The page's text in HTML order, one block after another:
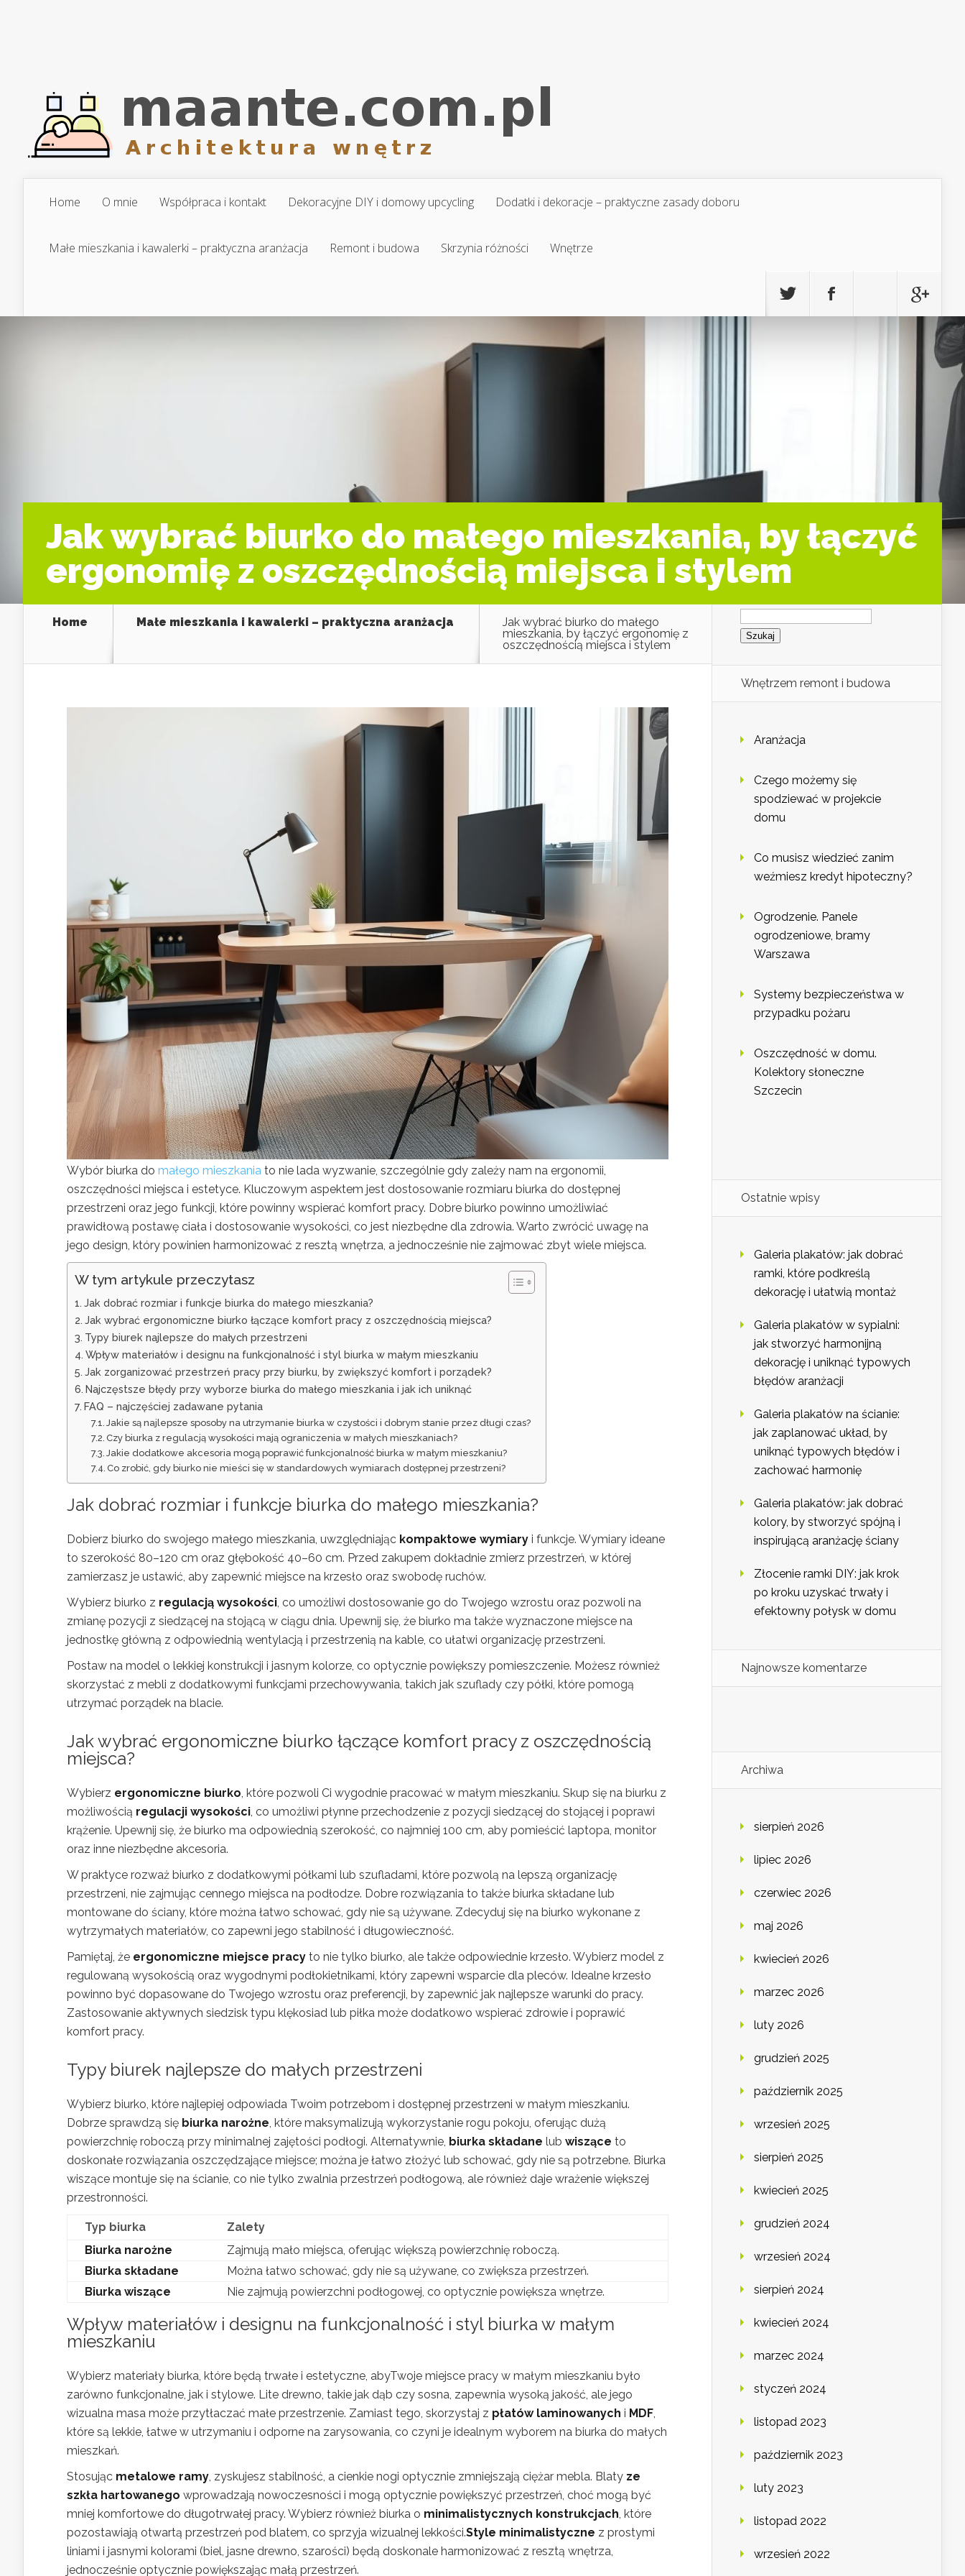
Home O mnie Współpraca i kontakt Dekoracyjne DIY i domowy upcycling Dodatki i dekoracje – praktyczne zasady doboru
Małe mieszkania i kawalerki – praktyczna aranżacja Remont i budowa Skrzynia różności Wnętrze
Jak wybrać biurko do małego mieszkania, by łączyć
ergonomię z oszczędnością miejsca i stylem
Home Małe mieszkania i kawalerki – praktyczna aranżacja
Jak wybrać biurko do małego
mieszkania, by łączyć ergonomię z
oszczędnością miejsca i stylem
Wybór biurka do małego mieszkania to nie lada wyzwanie, szczególnie gdy zależy nam na ergonomii,
oszczędności miejsca i estetyce. Kluczowym aspektem jest dostosowanie rozmiaru biurka do dostępnej
przestrzeni oraz jego funkcji, które powinny wspierać komfort pracy. Dobre biurko powinno umożliwiać
prawidłową postawę ciała i dostosowanie wysokości, co jest niezbędne dla zdrowia. Warto zwrócić uwagę na
jego design, który powinien harmonizować z resztą wnętrza, a jednocześnie nie zajmować zbyt wiele miejsca.
W tym artykule przeczytasz
Jak dobrać rozmiar i funkcje biurka do małego mieszkania?
Jak wybrać ergonomiczne biurko łączące komfort pracy z oszczędnością miejsca?
Typy biurek najlepsze do małych przestrzeni
Wpływ materiałów i designu na funkcjonalność i styl biurka w małym mieszkaniu
Jak zorganizować przestrzeń pracy przy biurku, by zwiększyć komfort i porządek?
Najczęstsze błędy przy wyborze biurka do małego mieszkania i jak ich uniknąć
FAQ – najczęściej zadawane pytania
Jakie są najlepsze sposoby na utrzymanie biurka w czystości i dobrym stanie przez długi czas?
Czy biurka z regulacją wysokości mają ograniczenia w małych mieszkaniach?
Jakie dodatkowe akcesoria mogą poprawić funkcjonalność biurka w małym mieszkaniu?
Co zrobić, gdy biurko nie mieści się w standardowych wymiarach dostępnej przestrzeni?
Jak dobrać rozmiar i funkcje biurka do małego mieszkania?
Dobierz biurko do swojego małego mieszkania, uwzględniając kompaktowe wymiary i funkcje. Wymiary ideane
to szerokość 80–120 cm oraz głębokość 40–60 cm. Przed zakupem dokładnie zmierz przestrzeń, w której
zamierzasz je ustawić, aby zapewnić miejsce na krzesło oraz swobodę ruchów.
Wybierz biurko z regulacją wysokości , co umożliwi dostosowanie go do Twojego wzrostu oraz pozwoli na
zmianę pozycji z siedzącej na stojącą w ciągu dnia. Upewnij się, że biurko ma także wyznaczone miejsce na
jednostkę główną z odpowiednią wentylacją i przestrzenią na kable, co ułatwi organizację przestrzeni.
Postaw na model o lekkiej konstrukcji i jasnym kolorze, co optycznie powiększy pomieszczenie. Możesz również
skorzystać z mebli z dodatkowymi funkcjami przechowywania, takich jak szuflady czy półki, które pomogą
utrzymać porządek na blacie.
Jak wybrać ergonomiczne biurko łączące komfort pracy z oszczędnością
miejsca?
Wybierz ergonomiczne biurko , które pozwoli Ci wygodnie pracować w małym mieszkaniu. Skup się na biurku z
możliwością regulacji wysokości , co umożliwi płynne przechodzenie z pozycji siedzącej do stojącej i poprawi
krążenie. Upewnij się, że biurko ma odpowiednią szerokość, co najmniej 100 cm, aby pomieścić laptopa, monitor
oraz inne niezbędne akcesoria.
W praktyce rozważ biurko z dodatkowymi półkami lub szufladami, które pozwolą na lepszą organizację
przestrzeni, nie zajmując cennego miejsca na podłodze. Dobre rozwiązania to także biurka składane lub
montowane do ściany, które można łatwo schować, gdy nie są używane. Zdecyduj się na biurko wykonane z
wytrzymałych materiałów, co zapewni jego stabilność i długowieczność.
Pamiętaj, że ergonomiczne miejsce pracy to nie tylko biurko, ale także odpowiednie krzesło. Wybierz model z
regulowaną wysokością oraz wygodnymi podłokietnikami, który zapewni wsparcie dla pleców. Idealne krzesło
powinno być dopasowane do Twojego wzrostu oraz preferencji, by zapewnić jak najlepsze warunki do pracy.
Zastosowanie aktywnych siedzisk typu klękosiad lub piłka może dodatkowo wspierać zdrowie i poprawić
komfort pracy.
Typy biurek najlepsze do małych przestrzeni
Wybierz biurko, które najlepiej odpowiada Twoim potrzebom i dostępnej przestrzeni w małym mieszkaniu.
Dobrze sprawdzą się biurka narożne , które maksymalizują wykorzystanie rogu pokoju, oferując dużą
powierzchnię roboczą przy minimalnej zajętości podłogi. Alternatywnie, biurka składane lub wiszące to
doskonałe rozwiązania oszczędzające miejsce; można je łatwo złożyć lub schować, gdy nie są potrzebne. Biurka
wiszące montuje się na ścianie, co nie tylko zwalnia przestrzeń podłogową, ale również daje wrażenie większej
przestronności.
Typ biurka
Zalety
Biurka narożne
Zajmują mało miejsca, oferując większą powierzchnię roboczą.
Biurka składane
Można łatwo schować, gdy nie są używane, co zwiększa przestrzeń.
Biurka wiszące
Nie zajmują powierzchni podłogowej, co optycznie powiększa wnętrze.
Wpływ materiałów i designu na funkcjonalność i styl biurka w małym
mieszkaniu
Wybierz materiały biurka, które będą trwałe i estetyczne, abyTwoje miejsce pracy w małym mieszkaniu było
zarówno funkcjonalne, jak i stylowe. Lite drewno, takie jak dąb czy sosna, zapewnia wysoką jakość, ale jego
wizualna masa może przytłaczać małe przestrzenie. Zamiast tego, skorzystaj z płatów laminowanych i MDF
które są lekkie, łatwe w utrzymaniu i odporne na zarysowania, co czyni je idealnym wyborem na biurka do małych
mieszkań.
Stosując metalowe ramy , zyskujesz stabilność, a cienkie nogi optycznie zmniejszają ciężar mebla. Blaty ze
szkła hartowanego wprowadzają nowoczesności i mogą optycznie powiększyć przestrzeń, choć mogą być
mniej komfortowe do długotrwałej pracy. Wybierz również biurka o minimalistycznych konstrukcjach , które
pozostawiają otwartą przestrzeń pod blatem, co sprzyja wizualnej lekkości.Style minimalistyczne z prostymi
liniami i jasnymi kolorami (biel, jasne drewno, szarości) będą doskonale harmonizować z resztą wnętrza,
jednocześnie optycznie powiększając małą przestrzeń.
Szukaj:
Wnętrzem remont i budowa
Aranżacja
Czego możemy się
spodziewać w projekcie
domu
Co musisz wiedzieć zanim
weźmiesz kredyt hipoteczny?
Ogrodzenie. Panele
ogrodzeniowe, bramy
Warszawa
Systemy bezpieczeństwa w
przypadku pożaru
Oszczędność w domu.
Kolektory słoneczne
Szczecin
Ostatnie wpisy
Galeria plakatów: jak dobrać
ramki, które podkreślą
dekorację i ułatwią montaż
Galeria plakatów w sypialni:
jak stworzyć harmonijną
dekorację i uniknąć typowych
błędów aranżacji
Galeria plakatów na ścianie:
jak zaplanować układ, by
uniknąć typowych błędów i
zachować harmonię
Galeria plakatów: jak dobrać
kolory, by stworzyć spójną i
inspirującą aranżację ściany
Złocenie ramki DIY: jak krok
po kroku uzyskać trwały i
efektowny połysk w domu
Najnowsze komentarze
Archiwa
sierpień 2026
lipiec 2026
czerwiec 2026
maj 2026
kwiecień 2026
marzec 2026
luty 2026
grudzień 2025
październik 2025
wrzesień 2025
sierpień 2025
kwiecień 2025
grudzień 2024
wrzesień 2024
sierpień 2024
kwiecień 2024
marzec 2024
styczeń 2024
listopad 2023
październik 2023
luty 2023
listopad 2022
wrzesień 2022